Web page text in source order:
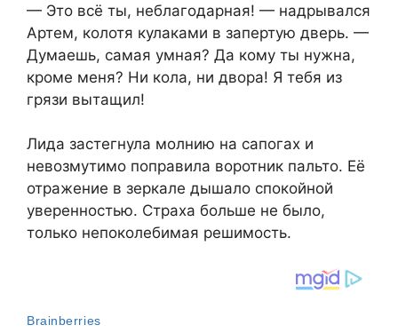
— Это всё ты, неблагодарная! — надрывался
Артем, колотя кулаками в запертую дверь. —
Думаешь, самая умная? Да кому ты нужна,
кроме меня? Ни кола, ни двора! Я тебя из
грязи вытащил!
Лида застегнула молнию на сапогах и
невозмутимо поправила воротник пальто. Её
отражение в зеркале дышало спокойной
уверенностью. Страха больше не было,
только непоколебимая решимость.